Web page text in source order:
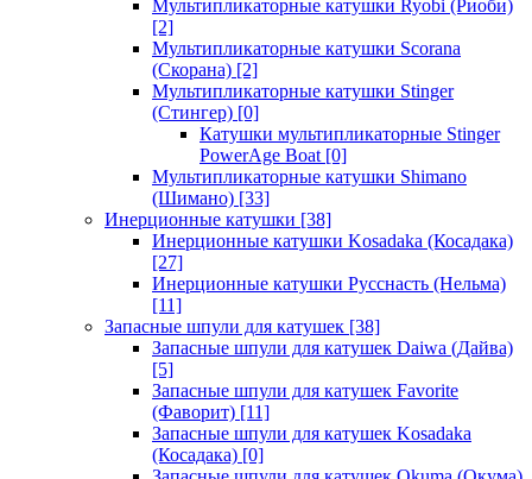
Мультипликаторные катушки Ryobi (Риоби)
[2]
Мультипликаторные катушки Scorana
(Скорана) [2]
Мультипликаторные катушки Stinger
(Стингер) [0]
Катушки мультипликаторные Stinger
PowerAge Boat [0]
Мультипликаторные катушки Shimano
(Шимано) [33]
Инерционные катушки [38]
Инерционные катушки Kosadaka (Косадака)
[27]
Инерционные катушки Русснасть (Нельма)
[11]
Запасные шпули для катушек [38]
Запасные шпули для катушек Daiwa (Дайва)
[5]
Запасные шпули для катушек Favorite
(Фаворит) [11]
Запасные шпули для катушек Kosadaka
(Косадака) [0]